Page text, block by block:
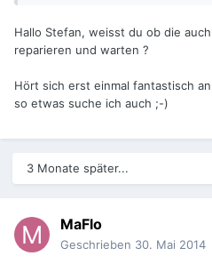
Hallo Stefan, weisst du ob die
reparieren und warten ?
Hört sich erst einmal fantastisch
so etwas suche ich auch ;-)
3 Monate später...
MaFlo
Geschrieben 30. Mai 2014